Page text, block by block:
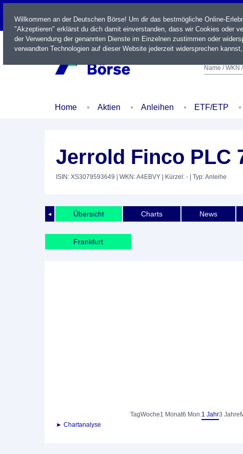
LIVE
Name / WKN
Home Aktien Anleihen ETF/ETP
Jerrold Finco PLC
ISIN: XS3079593649 | WKN: A4EBVY | Kürzel: - | Typ: Anleihe
◄ Übersicht Charts News
Frankfurt
TagWoche1 Monat6 Mon.1 Jahr3 Jahre
► Chartanalyse
Willkommen an der Deutschen Börse! Um dir das bestmögliche Online-
"Akzeptieren" erklärst du dich damit einverstanden, dass wir Cookies oder
der Verwendung der genannten Dienste im Einzelnen zustimmen oder
verwandten Technologien auf dieser Website jederzeit widersprechen